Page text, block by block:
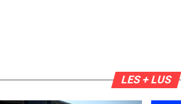
LES + LUS